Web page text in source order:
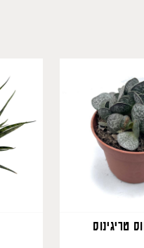
טריגינוס